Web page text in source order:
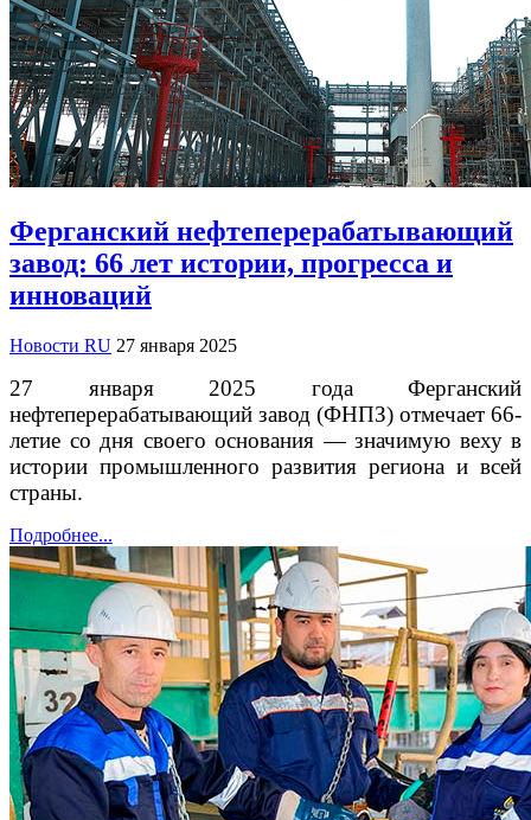
Ферганский нефтеперерабатывающий
завод: 66 лет истории, прогресса и
инноваций
Новости RU 27 января 2025
27 января 2025 года Ферганский
нефтеперерабатывающий завод (ФНПЗ) отмечает 66-
летие со дня своего основания — значимую веху в
истории промышленного развития региона и всей
страны.
Подробнее...